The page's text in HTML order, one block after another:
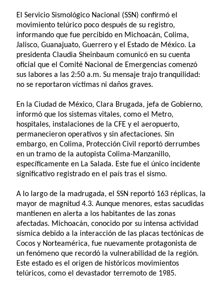
El Servicio Sismológico Nacional (SSN) confirmó el
movimiento telúrico poco después de su registro,
informando que fue percibido en Michoacán, Colima,
Jalisco, Guanajuato, Guerrero y el Estado de México. La
presidenta Claudia Sheinbaum comunicó en su cuenta
oficial que el Comité Nacional de Emergencias comenzó
sus labores a las 2:50 a.m. Su mensaje trajo tranquilidad:
no se reportaron víctimas ni daños graves.
En la Ciudad de México, Clara Brugada, jefa de Gobierno,
informó que los sistemas vitales, como el Metro,
hospitales, instalaciones de la CFE y el aeropuerto,
permanecieron operativos y sin afectaciones. Sin
embargo, en Colima, Protección Civil reportó derrumbes
en un tramo de la autopista Colima-Manzanillo,
específicamente en La Salada. Este fue el único incidente
significativo registrado en el país tras el sismo.
A lo largo de la madrugada, el SSN reportó 163 réplicas, la
mayor de magnitud 4.3. Aunque menores, estas sacudidas
mantienen en alerta a los habitantes de las zonas
afectadas. Michoacán, conocido por su intensa actividad
sísmica debido a la interacción de las placas tectónicas de
Cocos y Norteamérica, fue nuevamente protagonista de
un fenómeno que recordó la vulnerabilidad de la región.
Este estado es el origen de históricos movimientos
telúricos, como el devastador terremoto de 1985.